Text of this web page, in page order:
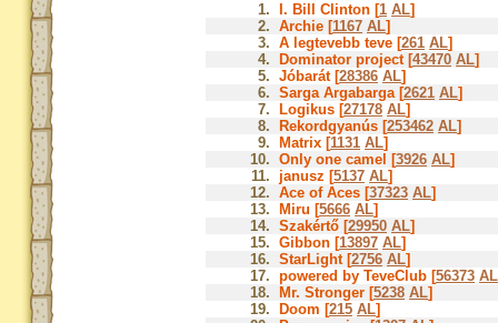
1. I. Bill Clinton [1 AL]
2. Archie [1167 AL]
3. A legtevebb teve [261 AL]
4.
Dominator project [43470 AL]
5. Jóbarát [28386 AL]
6. Sarga Argabarga [2621 AL]
7.
Logikus [27178 AL]
8.
Rekordgyanús [253462 AL]
9.
Matrix [1131 AL]
10. Only one camel [3926 AL]
11. janusz [5137 AL]
12. Ace of Aces [37323 AL]
13.
Miru [5666 AL]
14. Szakértő [29950 AL]
15. Gibbon [13897 AL]
16. StarLight [2756 AL]
17. powered by TeveClub [56373 AL
18.
Mr. Stronger [5238 AL]
19.
Doom [215 AL]